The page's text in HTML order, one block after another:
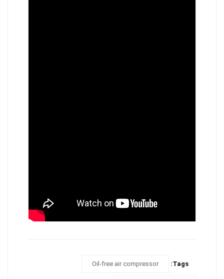
Tags:
Oil-free air compressor